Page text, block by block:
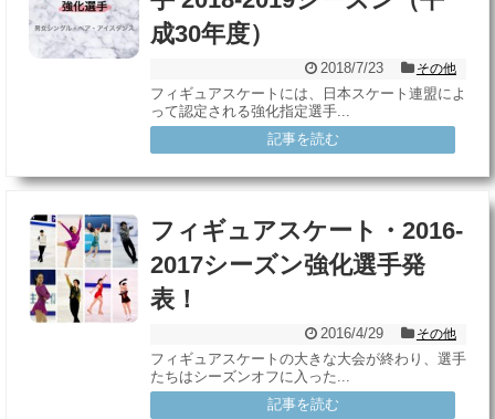
成30年度）
2018/7/23 その他
フィギュアスケートには、日本スケート連盟によ
って認定される強化指定選手...
記事を読む
フィギュアスケート・2016-
2017シーズン強化選手発
表！
2016/4/29 その他
フィギュアスケートの大きな大会が終わり、選手
たちはシーズンオフに入った...
記事を読む